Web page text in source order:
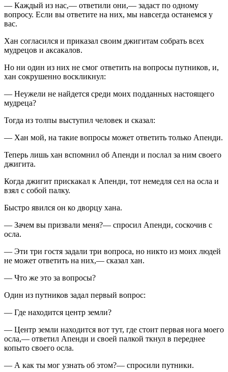
— Каждый из нас,— ответили они,— задаст по одному
вопросу. Если вы ответите на них, мы навсегда останемся у
вас.
Хан согласился и приказал своим джигитам собрать всех
мудрецов и аксакалов.
Но ни один из них не смог ответить на вопросы путников, и,
хан сокрушенно воскликнул:
— Неужели не найдется среди моих подданных настоящего
мудреца?
Тогда из толпы выступил человек и сказал:
— Хан мой, на такие вопросы может ответить только Апенди.
Теперь лишь хан вспомнил об Апенди и послал за ним своего
джигита.
Когда джигит прискакал к Апенди, тот немедля сел на осла и
взял с собой палку.
Быстро явился он ко дворцу хана.
— Зачем вы призвали меня?— спросил Апенди, соскочив с
осла.
— Эти три гостя задали три вопроса, но никто из моих людей
не может ответить на них,— сказал хан.
— Что же это за вопросы?
Один из путников задал первый вопрос:
— Где находится центр земли?
— Центр земли находится вот тут, где стоит первая нога моего
осла,— ответил Апенди и своей палкой ткнул в переднее
копыто своего осла.
— А как ты мог узнать об этом?— спросили путники.